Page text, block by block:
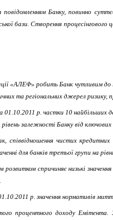
повідомленням Банку, повинно
Створення процесінгового
«АЛЕФ» робить Банк чутливим до
та регіональних джерел ризику,
р. частки 10 найбільших
залежності Банку від ключових
співвідношення чистих
для банків третьої групи на
спричиняє низькі
р. значення нормативів
процентного доходу